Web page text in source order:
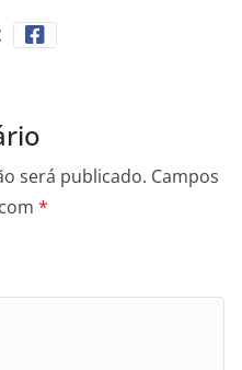
será publicado. Campos
*